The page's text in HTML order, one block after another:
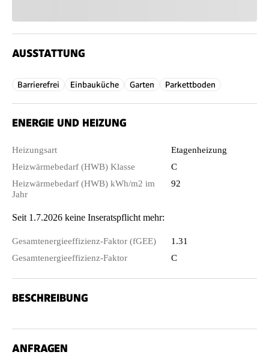
AUSSTATTUNG
Barrierefrei Einbauküche Garten Parkettboden
ENERGIE UND HEIZUNG
Heizungsart
Etagenheizung
Heizwärmebedarf (HWB) Klasse
C
Heizwärmebedarf (HWB) kWh/m2 im
Jahr
92
Seit 1.7.2026 keine Inseratspflicht mehr:
Gesamtenergieeffizienz-Faktor (fGEE)
1.31
Gesamtenergieeffizienz-Faktor
C
BESCHREIBUNG
ANFRAGEN